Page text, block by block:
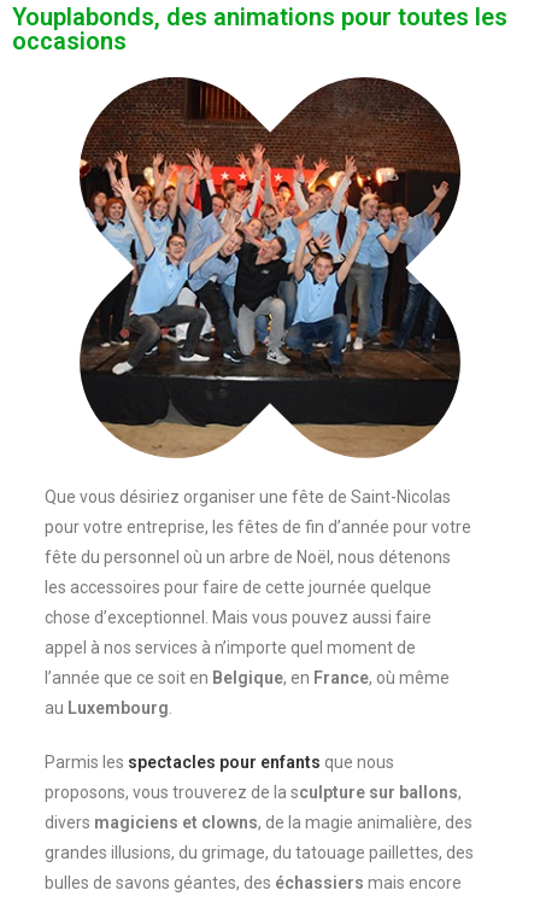
Youplabonds, des animations pour toutes les
occasions
Que vous désiriez organiser une fête de Saint-Nicolas
pour votre entreprise, les fêtes de fin d’année pour votre
fête du personnel où un arbre de Noël, nous détenons
les accessoires pour faire de cette journée quelque
chose d’exceptionnel. Mais vous pouvez aussi faire
appel à nos services à n’importe quel moment de
l’année que ce soit en Belgique, en France, où même
au Luxembourg.
Parmis les spectacles pour enfants que nous
proposons, vous trouverez de la sculpture sur ballons,
divers magiciens et clowns, de la magie animalière, des
grandes illusions, du grimage, du tatouage paillettes, des
bulles de savons géantes, des échassiers mais encore